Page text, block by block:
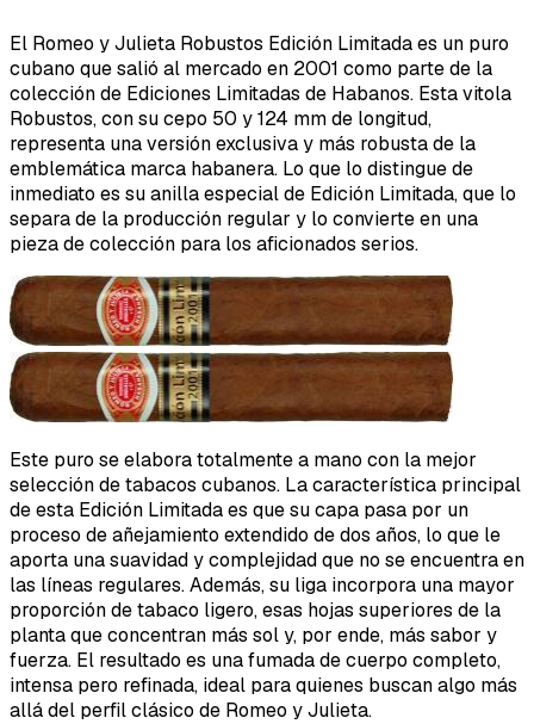
El Romeo y Julieta Robustos Edición Limitada es un puro
cubano que salió al mercado en 2001 como parte de la
colección de Ediciones Limitadas de Habanos. Esta vitola
Robustos, con su cepo 50 y 124 mm de longitud,
representa una versión exclusiva y más robusta de la
emblemática marca habanera. Lo que lo distingue de
inmediato es su anilla especial de Edición Limitada, que lo
separa de la producción regular y lo convierte en una
pieza de colección para los aficionados serios.
Este puro se elabora totalmente a mano con la mejor
selección de tabacos cubanos. La característica principal
de esta Edición Limitada es que su capa pasa por un
proceso de añejamiento extendido de dos años, lo que le
aporta una suavidad y complejidad que no se encuentra en
las líneas regulares. Además, su liga incorpora una mayor
proporción de tabaco ligero, esas hojas superiores de la
planta que concentran más sol y, por ende, más sabor y
fuerza. El resultado es una fumada de cuerpo completo,
intensa pero refinada, ideal para quienes buscan algo más
allá del perfil clásico de Romeo y Julieta.